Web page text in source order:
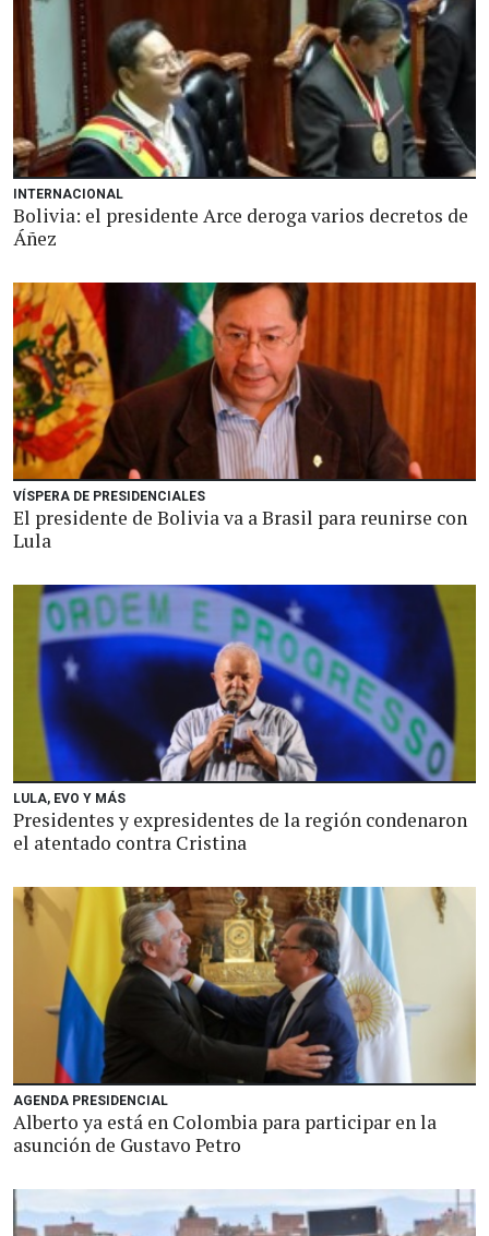
INTERNACIONAL
Bolivia: el presidente Arce deroga varios decretos de
Áñez
VÍSPERA DE PRESIDENCIALES
El presidente de Bolivia va a Brasil para reunirse con
Lula
LULA, EVO Y MÁS
Presidentes y expresidentes de la región condenaron
el atentado contra Cristina
AGENDA PRESIDENCIAL
Alberto ya está en Colombia para participar en la
asunción de Gustavo Petro